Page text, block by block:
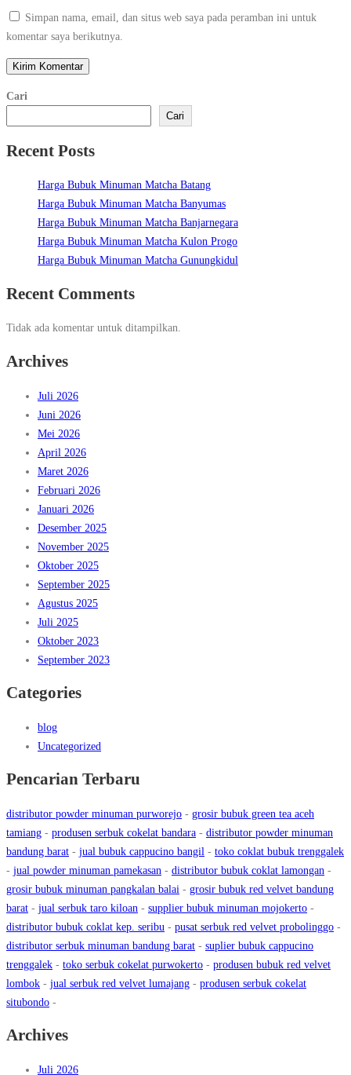
Simpan nama, email, dan situs web saya pada peramban ini untuk
komentar saya berikutnya.
Cari
Cari
Recent Posts
Harga Bubuk Minuman Matcha Batang
Harga Bubuk Minuman Matcha Banyumas
Harga Bubuk Minuman Matcha Banjarnegara
Harga Bubuk Minuman Matcha Kulon Progo
Harga Bubuk Minuman Matcha Gunungkidul
Recent Comments
Tidak ada komentar untuk ditampilkan.
Archives
Juli 2026
Juni 2026
Mei 2026
April 2026
Maret 2026
Februari 2026
Januari 2026
Desember 2025
November 2025
Oktober 2025
September 2025
Agustus 2025
Juli 2025
Oktober 2023
September 2023
Categories
blog
Uncategorized
Pencarian Terbaru
distributor powder minuman purworejo - grosir bubuk green tea aceh
tamiang - produsen serbuk cokelat bandara - distributor powder minuman
bandung barat - jual bubuk cappucino bangil - toko coklat bubuk trenggalek
- jual powder minuman pamekasan - distributor bubuk coklat lamongan -
grosir bubuk minuman pangkalan balai - grosir bubuk red velvet bandung
barat - jual serbuk taro kiloan - supplier bubuk minuman mojokerto -
distributor bubuk coklat kep. seribu - pusat serbuk red velvet probolinggo -
distributor serbuk minuman bandung barat - suplier bubuk cappucino
trenggalek - toko serbuk cokelat purwokerto - produsen bubuk red velvet
lombok - jual serbuk red velvet lumajang - produsen serbuk cokelat
situbondo -
Archives
Juli 2026